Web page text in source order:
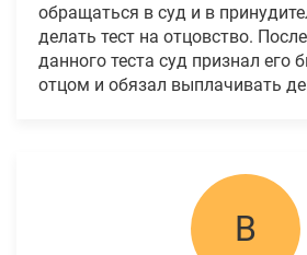
обращаться в суд и в
делать тест на отцовство.
данного теста суд признал его
отцом и обязал выплачивать
В